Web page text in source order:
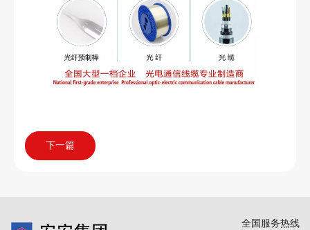
下一篇
全国服务热线